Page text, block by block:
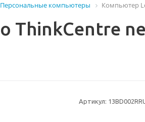
Персональные компьютеры Компьютер
ThinkCentre
Артикул: